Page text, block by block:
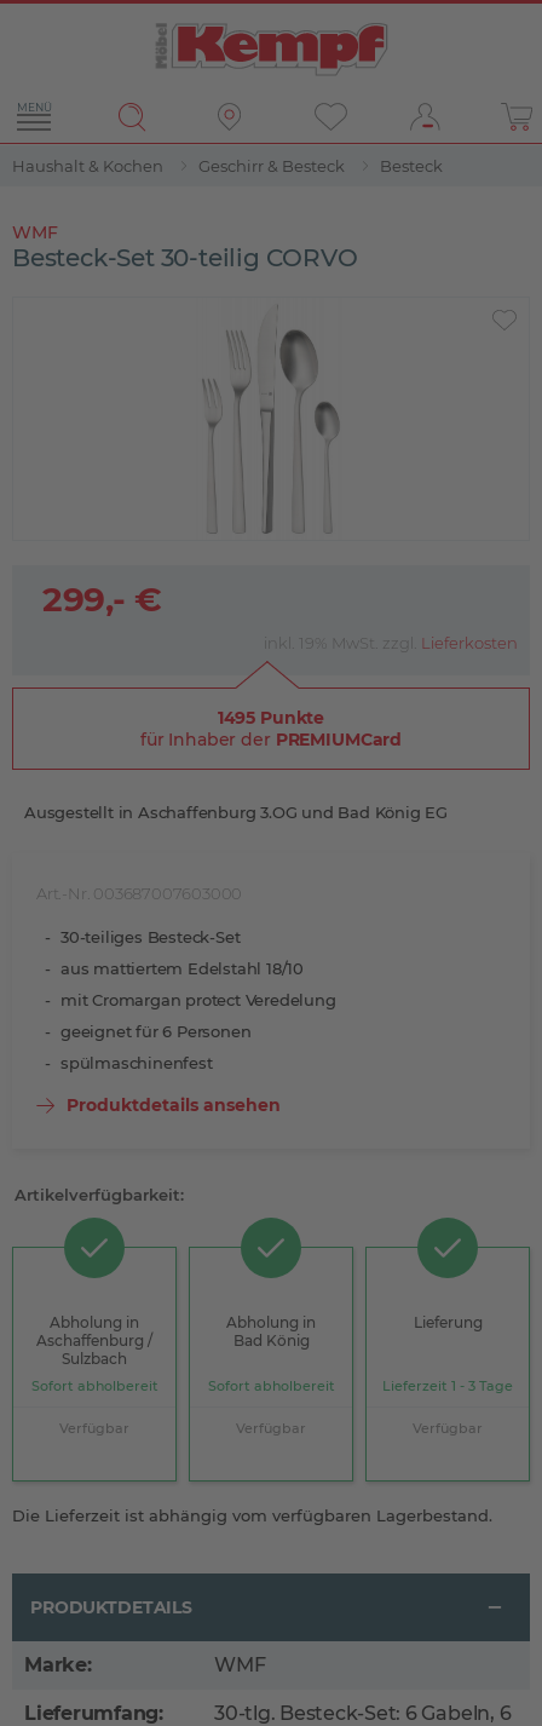
MENÜ
Haushalt & Kochen Geschirr & Besteck Besteck
WMF
Besteck-Set 30-teilig CORVO
Art.-Nr. 003687007603000
30-teiliges Besteck-Set
aus mattiertem Edelstahl 18/10
mit Cromargan protect Veredelung
geeignet für 6 Personen
spülmaschinenfest
Produktdetails ansehen
Artikelverfügbarkeit:
Abholung in
Aschaffenburg /
Sulzbach
Sofort abholbereit
Verfügbar
Abholung in
Bad König
Sofort abholbereit
Verfügbar
Lieferung
Lieferzeit 1 - 3 Tage
Verfügbar
Die Lieferzeit ist abhängig vom verfügbaren Lagerbestand.
299,- €
inkl. 19% MwSt. zzgl. Lieferkosten
1495 Punkte
für Inhaber der PREMIUMCard
Ausgestellt in Aschaffenburg 3.OG und Bad König EG
PRODUKTDETAILS
Marke: WMF
Lieferumfang:
30-tlg. Besteck-Set: 6 Gabeln, 6